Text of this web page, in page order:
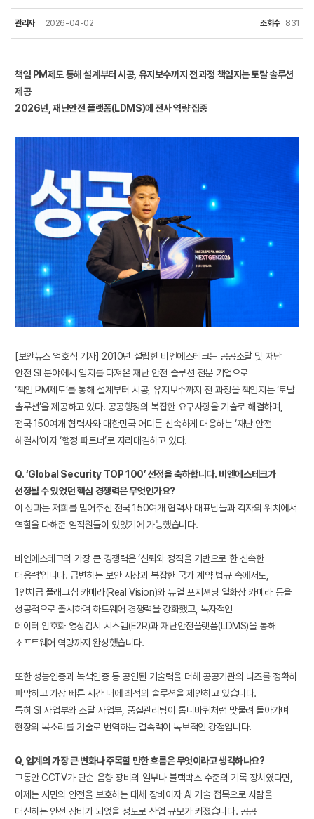
관리자 2026-04-02 조회수 831
책임 PM제도 통해 설계부터 시공, 유지보수까지 전 과정 책임지는 토탈 솔루션
제공
2026년, 재난안전 플랫폼(LDMS)에 전사 역량 집중
[보안뉴스 엄호식 기자] 2010년 설립한 비엔에스테크는 공공조달 및 재난
안전 SI 분야에서 입지를 다져온 재난 안전 솔루션 전문 기업으로
‘책임 PM제도’를 통해 설계부터 시공, 유지보수까지 전 과정을 책임지는 ‘토탈
솔루션’을 제공하고 있다. 공공행정의 복잡한 요구사항을 기술로 해결하며,
전국 150여개 협력사와 대한민국 어디든 신속하게 대응하는 ‘재난 안전
해결사’이자 ‘행정 파트너’로 자리매김하고 있다.
Q. ‘Global Security TOP 100’ 선정을 축하합니다. 비엔에스테크가
선정될 수 있었던 핵심 경쟁력은 무엇인가요?
이 성과는 저희를 믿어주신 전국 150여개 협력사 대표님들과 각자의 위치에서
역할을 다해준 임직원들이 있었기에 가능했습니다.
비엔에스테크의 가장 큰 경쟁력은 ‘신뢰와 정직을 기반으로 한 신속한
대응력’입니다. 급변하는 보안 시장과 복잡한 국가 계약 법규 속에서도,
1인치급 플래그십 카메라(Real Vision)와 듀얼 포지셔닝 열화상 카메라 등을
성공적으로 출시하며 하드웨어 경쟁력을 강화했고, 독자적인
데이터 암호화 영상감시 시스템(E2R)과 재난안전플랫폼(LDMS)을 통해
소프트웨어 역량까지 완성했습니다.
또한 성능인증과 녹색인증 등 공인된 기술력을 더해 공공기관의 니즈를 정확히
파악하고 가장 빠른 시간 내에 최적의 솔루션을 제안하고 있습니다.
특히 SI 사업부와 조달 사업부, 품질관리팀이 톱니바퀴처럼 맞물려 돌아가며
현장의 목소리를 기술로 번역하는 결속력이 독보적인 강점입니다.
Q, 업계의 가장 큰 변화나 주목할 만한 흐름은 무엇이라고 생각하나요?
그동안 CCTV가 단순 음향 장비의 일부나 블랙박스 수준의 기록 장치였다면,
이제는 시민의 안전을 보호하는 대체 장비이자 AI 기술 접목으로 사람을
대신하는 안전 장비가 되었을 정도로 산업 규모가 커졌습니다. 공공